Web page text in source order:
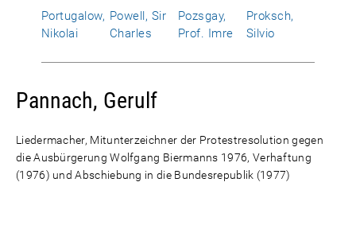
Portugalow,
Nikolai
Powell, Sir
Charles
Pozsgay,
Prof. Imre
Proksch,
Silvio
Pannach, Gerulf
Liedermacher, Mitunterzeichner der Protestresolution gegen
die Ausbürgerung Wolfgang Biermanns 1976, Verhaftung
(1976) und Abschiebung in die Bundesrepublik (1977)